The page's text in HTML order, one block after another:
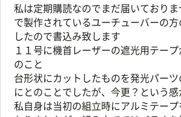
私は定期購読なのでまだ届いており
で製作されているユーチューバーの
したので書込み致します
１１号に機首レーザーの遮光用テー
のこと
台形状にカットしたものを発光パー
にとのことでしたが、今更？という
私自身は当初の組立時にアルミテー